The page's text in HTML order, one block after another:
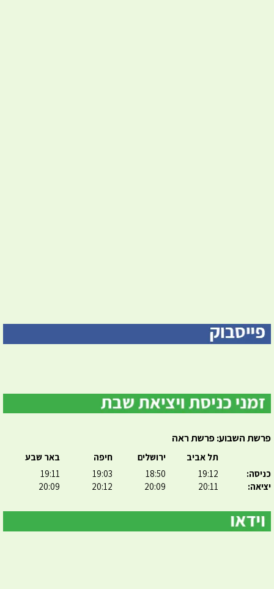
פרשת השבוע: פרשת ראה
כניסה:
יציאה:
תל אביב
19:12
20:11
ירושלים
18:50
20:09
חיפה
19:03
20:12
באר שבע
19:11
20:09